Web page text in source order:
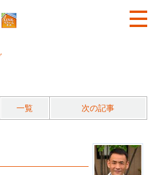
一覧 次の記事